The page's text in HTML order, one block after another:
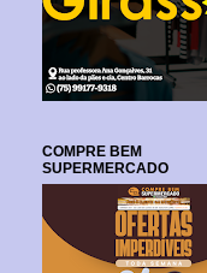
COMPRE BEM
SUPERMERCADO